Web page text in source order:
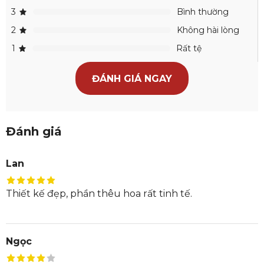
3
Bình thường
2
Không hài lòng
1
Rất tệ
ĐÁNH GIÁ NGAY
Đánh giá
Lan
Thiết kế đẹp, phần thêu hoa rất tinh tế.
Ngọc